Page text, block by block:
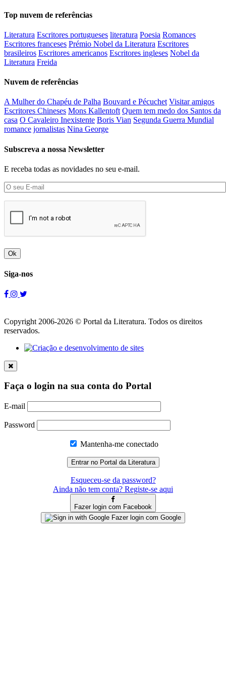
Top nuvem de referências
Literatura Escritores portugueses literatura Poesia Romances
Escritores franceses Prémio Nobel da Literatura Escritores
brasileiros Escritores americanos Escritores ingleses Nobel da
Literatura Freida
Nuvem de referências
A Mulher do Chapéu de Palha Bouvard e Pécuchet Visitar amigos
Escritores Chineses Mons Kallentoft Quem tem medo dos Santos da
casa O Cavaleiro Inexistente Boris Vian Segunda Guerra Mundial
romance jornalistas Nina George
Subscreva a nossa Newsletter
E receba todas as novidades no seu e-mail.
Ok
Siga-nos
Copyright 2006-2026 © Portal da Literatura. Todos os direitos
reservados.
Faça o login na sua conta do Portal
E-mail
Password
Mantenha-me conectado
Esqueceu-se da password?
Ainda não tem conta? Registe-se aqui
Fazer login com Facebook
Fazer login com Google